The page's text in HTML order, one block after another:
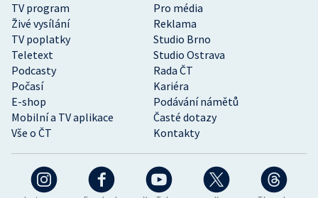
TV program
Pro média
Živé vysílání
Reklama
TV poplatky
Studio Brno
Teletext
Studio Ostrava
Podcasty
Rada ČT
Počasí
Kariéra
E-shop
Podávání námětů
Mobilní a TV aplikace
Časté dotazy
Vše o ČT
Kontakty